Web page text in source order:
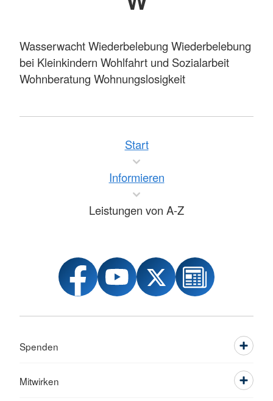
Wasserwacht Wiederbelebung Wiederbelebung
bei Kleinkindern Wohlfahrt und Sozialarbeit
Wohnberatung Wohnungslosigkeit
Start
Informieren
Leistungen von A-Z
Spenden
Mitwirken